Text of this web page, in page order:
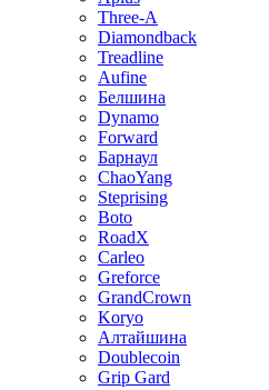
Three-A
Diamondback
Treadline
Aufine
Белшина
Dynamo
Forward
Барнаул
ChaoYang
Steprising
Boto
RoadX
Carleo
Greforce
GrandCrown
Koryo
Алтайшина
Doublecoin
Grip Gard